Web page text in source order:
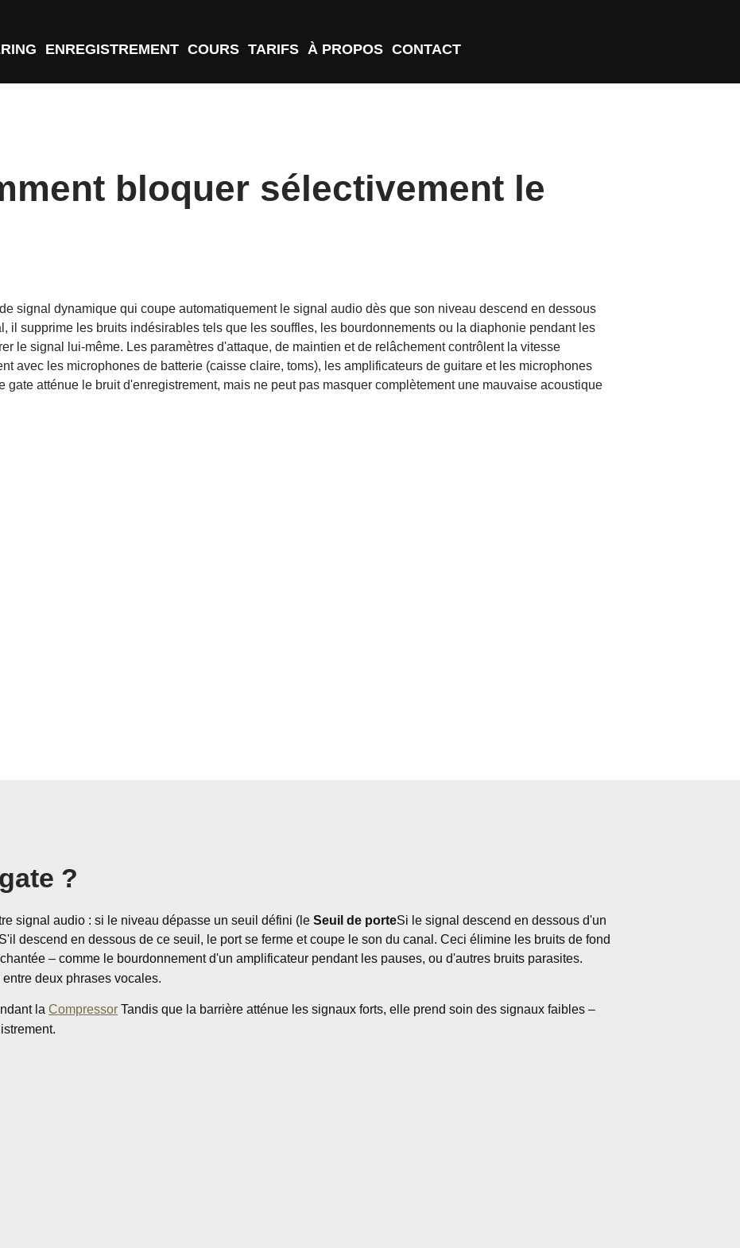
ENREGISTREMENT COURS TARIFS À PROPOS CONTACT
bloquer sélectivement le
signal dynamique qui coupe automatiquement le signal audio dès que son niveau descend en dessous
il supprime les bruits indésirables tels que les souffles, les bourdonnements ou la diaphonie pendant les
le signal lui-même. Les paramètres d'attaque, de maintien et de relâchement contrôlent la vitesse
avec les microphones de batterie (caisse claire, toms), les amplificateurs de guitare et les microphones
atténue le bruit d'enregistrement, mais ne peut pas masquer complètement une mauvaise acoustique
?
signal audio : si le niveau dépasse un seuil défini (le Seuil de porteSi le signal descend en dessous d'un
descend en dessous de ce seuil, le port se ferme et coupe le son du canal. Ceci élimine les bruits de fond
– comme le bourdonnement d'un amplificateur pendant les pauses, ou d'autres bruits parasites.
deux phrases vocales.
la Compressor Tandis que la barrière atténue les signaux forts, elle prend soin des signaux faibles –